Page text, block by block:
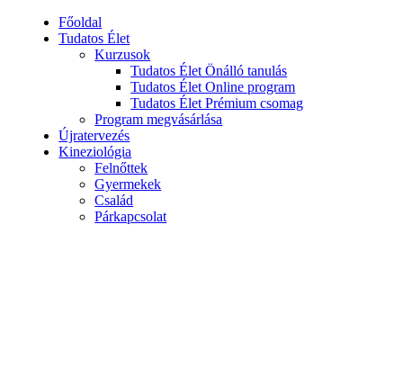
Főoldal
Tudatos Élet
Kurzusok
Tudatos Élet Önálló tanulás
Tudatos Élet Online program
Tudatos Élet Prémium csomag
Program megvásárlása
Újratervezés
Kineziológia
Felnőttek
Gyermekek
Család
Párkapcsolat